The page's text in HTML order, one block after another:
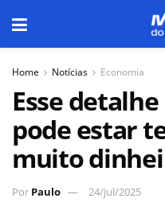
Home Notícias Economia
Esse
pode estar
muito
Por Paulo 24/jul/2025